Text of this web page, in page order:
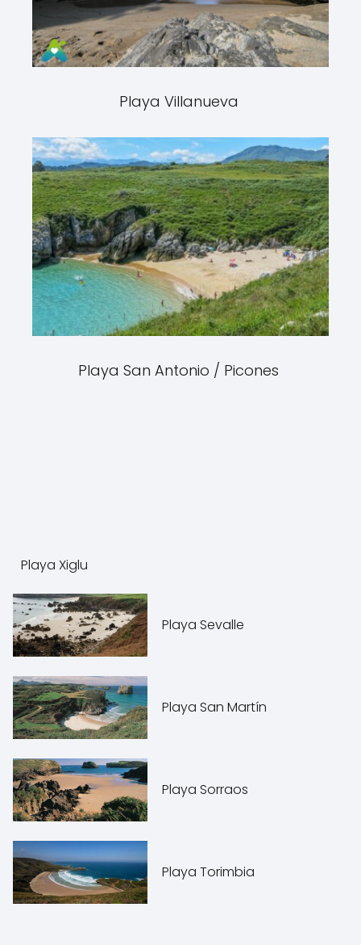
Playa Villanueva
Playa San Antonio / Picones
Playa Xiglu
Playa Sevalle
Playa San Martín
Playa Sorraos
Playa Torimbia